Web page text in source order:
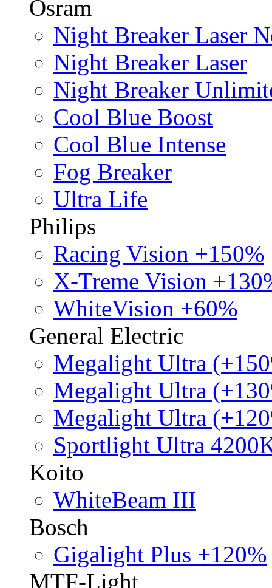
Osram
Night Breaker Laser
Night Breaker Laser
Night Breaker
Cool Blue Boost
Cool Blue Intense
Fog Breaker
Ultra Life
Philips
Racing Vision +150%
X-Treme Vision
WhiteVision +60%
General Electric
Megalight Ultra
Megalight Ultra
Megalight Ultra
Sportlight Ultra
Koito
WhiteBeam III
Bosch
Gigalight Plus +120%
MTF-Light